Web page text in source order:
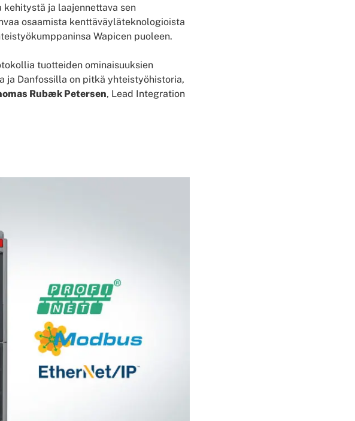
ja laajennettava sen
osaamista kenttäväyläteknologioista
Wapicen puoleen.
tuotteiden ominaisuuksien
ja Danfossilla on pitkä yhteistyöhistoria,
Rubæk Petersen, Lead Integration